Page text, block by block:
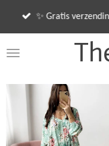
de
✨ Gratis